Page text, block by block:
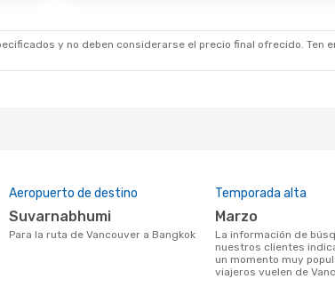
y no deben considerarse el precio final ofrecido. Ten
Aeropuerto de destino
Suvarnabhumi
Para la ruta de Vancouver a Bangkok
Temporada alta
marzo
La información de búsqueda de
nuestros clientes
un momento muy
viajeros vuelen de